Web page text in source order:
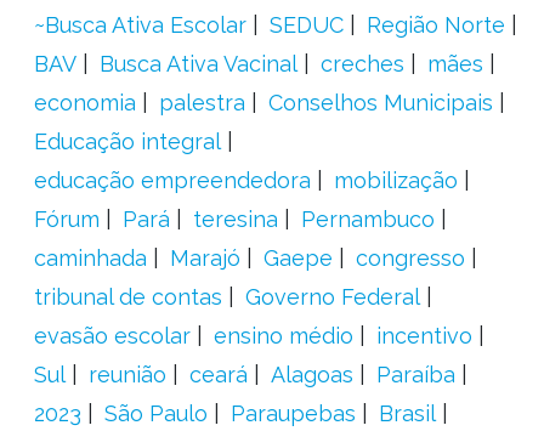
~Busca Ativa Escolar
SEDUC
Região Norte
BAV
Busca Ativa Vacinal creches
mães
economia
palestra
Conselhos Municipais
Educação integral
educação empreendedora
mobilização
Fórum
Pará teresina
Pernambuco
caminhada
Marajó Gaepe
congresso
tribunal de contas
Governo Federal
evasão escolar
ensino médio
incentivo
Sul
reunião ceará Alagoas
Paraíba
2023
São Paulo Paraupebas
Brasil